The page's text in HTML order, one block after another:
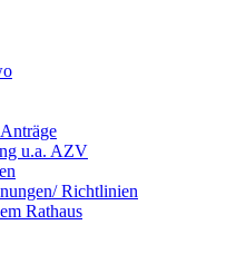
u.a. AZV
Richtlinien
Rathaus